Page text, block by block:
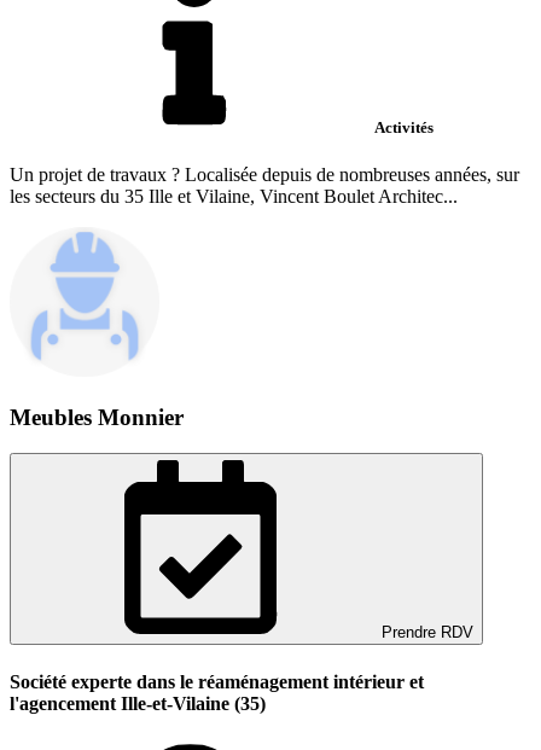
Activités
Un projet de travaux ? Localisée depuis de nombreuses années, sur
les secteurs du 35 Ille et Vilaine, Vincent Boulet Architec...
Meubles Monnier
Prendre RDV
Société experte dans le réaménagement intérieur et
l'agencement Ille-et-Vilaine (35)